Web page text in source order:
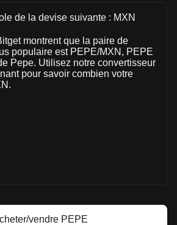
totale de Mex$20,012,431,784.88
de -12.09%
MXN) au cours des dernières
jour de trading, le volume de
de Mex$2,400,672,189.27.
de la devise suivante : MXN
montrent que la paire de
populaire est PEPE/MXN, PEPE
Pepe. Utilisez notre convertisseur
pour savoir combien votre
vendre PEPE